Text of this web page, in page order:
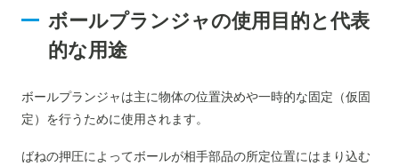
ボールプランジャの使用目的と代表
的な用途
ボールプランジャは主に物体の位置決めや一時的な固定（仮固
定）を行うために使用されます。
ばねの押圧によってボールが相手部品の所定位置にはまり込む